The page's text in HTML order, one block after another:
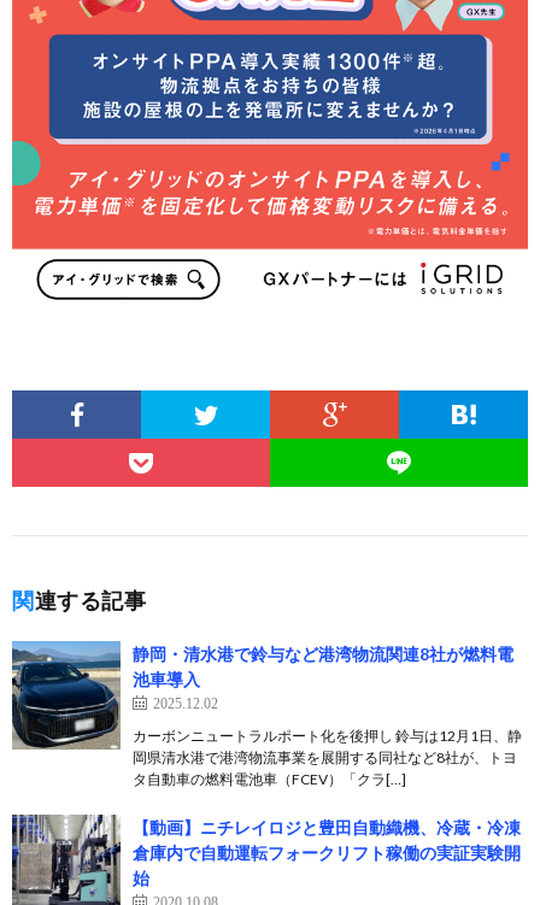
関連する記事
静岡・清水港で鈴与など港湾物流関連8社が燃料電
池車導入
2025.12.02
カーボンニュートラルポート化を後押し 鈴与は12月1日、静
岡県清水港で港湾物流事業を展開する同社など8社が、トヨ
タ自動車の燃料電池車（FCEV）「クラ[…]
【動画】ニチレイロジと豊田自動織機、冷蔵・冷凍
倉庫内で自動運転フォークリフト稼働の実証実験開
始
2020.10.08